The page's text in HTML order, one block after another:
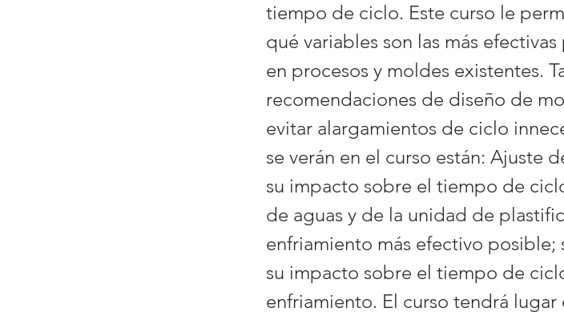
tiempo de ciclo. Este curso le
qué variables son las más
en procesos y moldes existentes.
recomendaciones de diseño de
evitar alargamientos de ciclo
se verán en el curso están: Ajuste
su impacto sobre el tiempo de
de aguas y de la unidad de
enfriamiento más efectivo
su impacto sobre el tiempo de
enfriamiento. El curso tendrá lugar